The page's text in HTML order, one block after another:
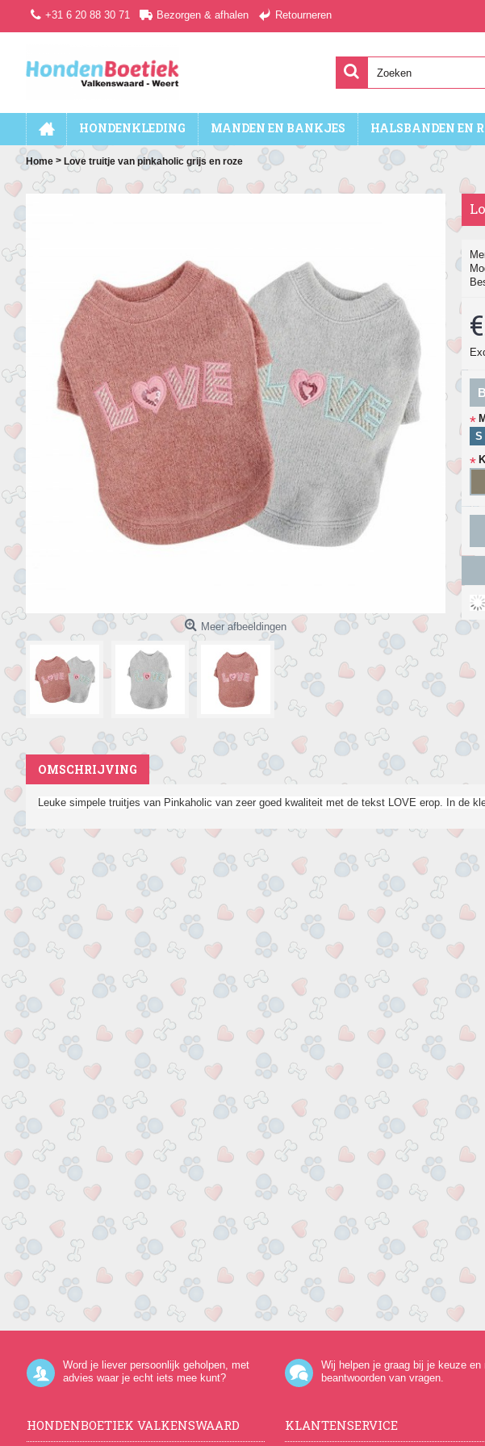
+31 6 20 88 30 71 Bezorgen & afhalen Retourneren
HONDENKLEDING MANDEN EN BANKJES HALSBANDEN EN
Home > Love truitje van pinkaholic grijs en roze
Meer afbeeldingen
*
S
*
OMSCHRIJVING
Leuke simpele truitjes van Pinkaholic van zeer goed kwaliteit met de tekst LOVE erop. In de
Word je liever persoonlijk geholpen, met
advies waar je echt iets mee kunt?
Wij helpen je graag bij je keuze en
beantwoorden van vragen.
HONDENBOETIEK VALKENSWAARD KLANTENSERVICE